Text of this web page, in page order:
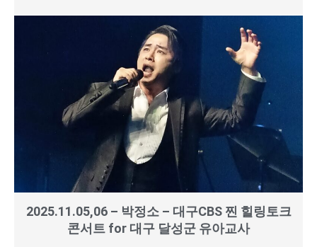
2025.11.05,06 – 박정소 – 대구CBS 찐 힐링토크
콘서트 for 대구 달성군 유아교사